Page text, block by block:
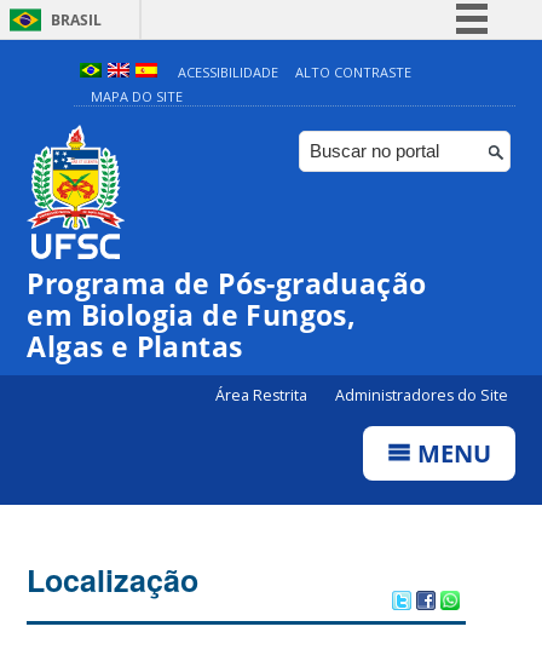
BRASIL
Simplifique!
Comunica BR
Participe
ACESSIBILIDADE
ALTO CONTRASTE
MAPA DO SITE
Programa de Pós-graduação
em Biologia de Fungos,
Algas e Plantas
Área Restrita Administradores do Site
MENU
Localização